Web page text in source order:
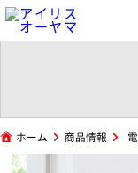
ホーム 商品情報